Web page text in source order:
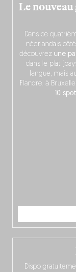
Le
Dans ce
néerlandais
découvrez une
dans le plat
langue, mais
Flandre, à
10
Dispo